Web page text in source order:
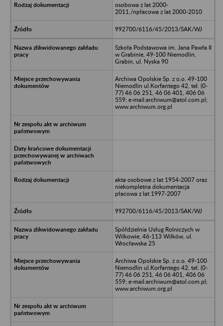
osobowa z lat 2000-
2011,/npłacowa z lat 2000-2010
992700/6116/45/2013/SAK/WJ
Szkoła Podstawowa im. Jana Pawła II
w Grabinie, 49-100 Niemodlin,
Grabin, ul. Nyska 90
Archiwa Opolskie Sp. z o.o. 49-100
Niemodlin ul.Korfantego 42, tel. (0-
77) 46 06 251, 46 06 401, 406 06
559; e-mail:archiwum@atol.com.pl;
www.archiwum.org.pl
akta osobowe z lat 1954-2007 oraz
niekompletna dokumentacja
płacowa z lat 1997-2007
992700/6116/45/2013/SAK/WJ
Spółdzielnia Usług Rolniczych w
Wilkowie, 46-113 Wilków, ul.
Wrocławska 25
Archiwa Opolskie Sp. z o.o. 49-100
Niemodlin ul.Korfantego 42, tel. (0-
77) 46 06 251, 46 06 401, 406 06
559; e-mail:archiwum@atol.com.pl;
www.archiwum.org.pl